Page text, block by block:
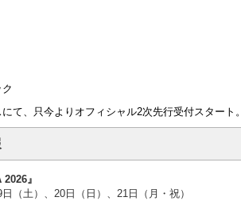
て、只今よりオフィシャル2次先行受付スタート。
』
（土）、20日（日）、21日（月・祝）